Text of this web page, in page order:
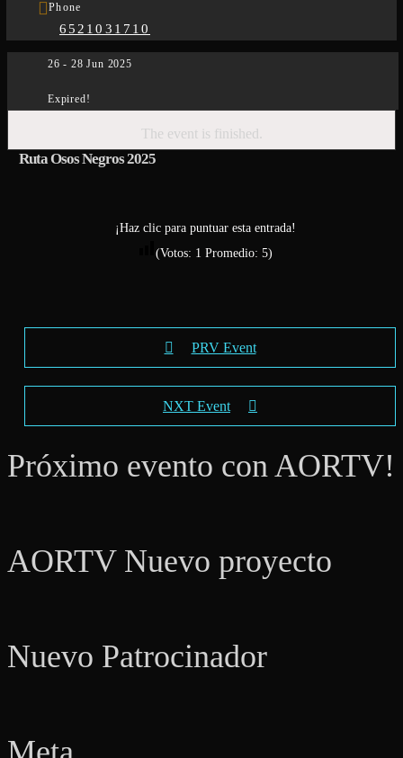
Phone
6521031710
26 - 28 Jun 2025
Expired!
The event is finished.
Ruta Osos Negros 2025
¡Haz clic para puntuar esta entrada!
(Votos: 1 Promedio: 5)
PRV Event
NXT Event
Próximo evento con AORTV!
AORTV Nuevo proyecto
Nuevo Patrocinador